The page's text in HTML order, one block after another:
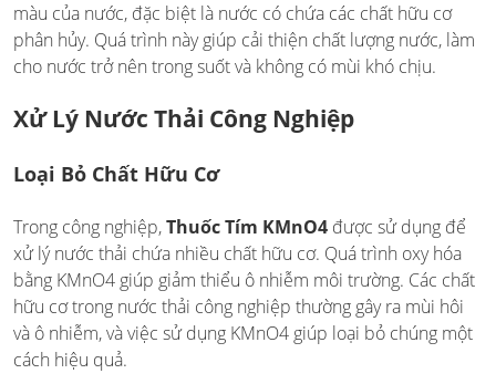
màu của nước, đặc biệt là nước có chứa các chất hữu cơ
phân hủy. Quá trình này giúp cải thiện chất lượng nước, làm
cho nước trở nên trong suốt và không có mùi khó chịu.
Xử Lý Nước Thải Công Nghiệp
Loại Bỏ Chất Hữu Cơ
Trong công nghiệp,Thuốc Tím KMnO4 được sử dụng để
xử lý nước thải chứa nhiều chất hữu cơ. Quá trình oxy hóa
bằng KMnO4 giúp giảm thiểu ô nhiễm môi trường. Các chất
hữu cơ trong nước thải công nghiệp thường gây ra mùi hôi
và ô nhiễm, và việc sử dụng KMnO4 giúp loại bỏ chúng một
cách hiệu quả.